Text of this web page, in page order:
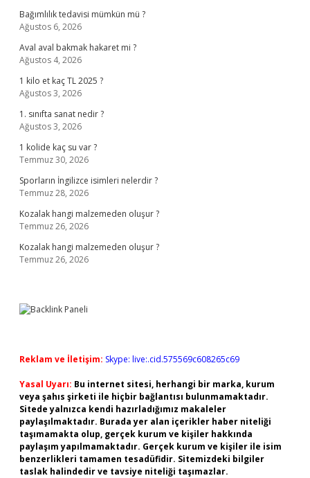
Bağımlılık tedavisi mümkün mü ?
Ağustos 6, 2026
Aval aval bakmak hakaret mi ?
Ağustos 4, 2026
1 kilo et kaç TL 2025 ?
Ağustos 3, 2026
1. sınıfta sanat nedir ?
Ağustos 3, 2026
1 kolide kaç su var ?
Temmuz 30, 2026
Sporların İngilizce isimleri nelerdir ?
Temmuz 28, 2026
Kozalak hangi malzemeden oluşur ?
Temmuz 26, 2026
Kozalak hangi malzemeden oluşur ?
Temmuz 26, 2026
Reklam ve İletişim: Skype: live:.cid.575569c608265c69
Yasal Uyarı: Bu internet sitesi, herhangi bir marka, kurum
veya şahıs şirketi ile hiçbir bağlantısı bulunmamaktadır.
Sitede yalnızca kendi hazırladığımız makaleler
paylaşılmaktadır. Burada yer alan içerikler haber niteliği
taşımamakta olup, gerçek kurum ve kişiler hakkında
paylaşım yapılmamaktadır. Gerçek kurum ve kişiler ile isim
benzerlikleri tamamen tesadüfidir. Sitemizdeki bilgiler
taslak halindedir ve tavsiye niteliği taşımazlar.